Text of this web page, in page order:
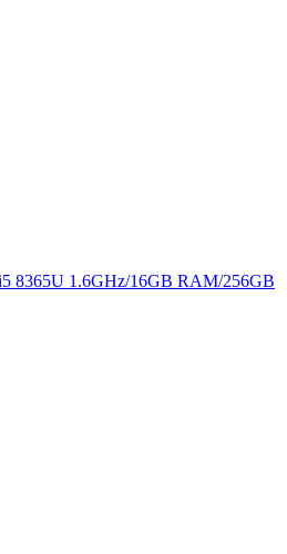
8365U 1.6GHz/16GB RAM/256GB